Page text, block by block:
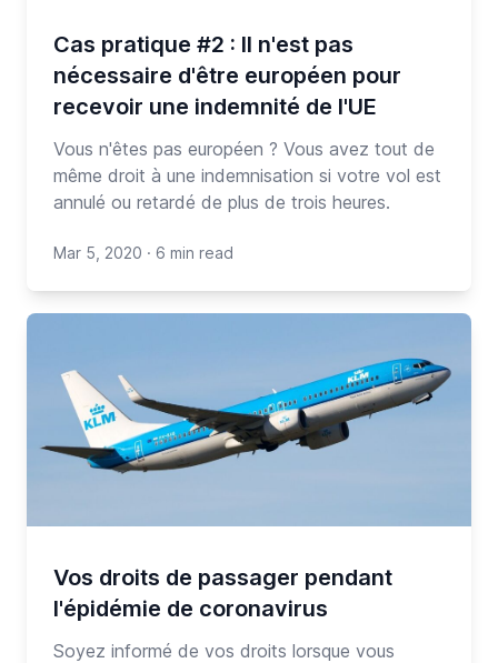
Cas pratique #2 : Il n'est pas
nécessaire d'être européen pour
recevoir une indemnité de l'UE
Vous n'êtes pas européen ? Vous avez tout de
même droit à une indemnisation si votre vol est
annulé ou retardé de plus de trois heures.
Mar 5, 2020 · 6 min read
Vos droits de passager pendant
l'épidémie de coronavirus
Soyez informé de vos droits lorsque vous